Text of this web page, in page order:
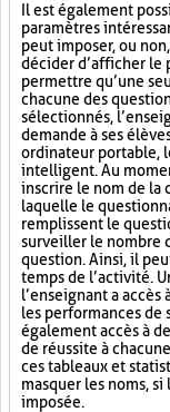
Il est également
paramètres
peut imposer, ou
décider d’afficher le
permettre qu’une
chacune des
sélectionnés,
demande à ses
ordinateur portable,
intelligent. Au
inscrire le nom de la
laquelle le
remplissent le
surveiller le nombre
question. Ainsi, il
temps de l’activité.
l’enseignant a
les performances de
également accès à
de réussite à
ces tableaux et
masquer les noms,
imposée.